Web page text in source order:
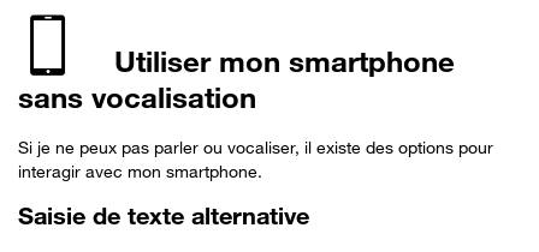
Utiliser mon smartphone
sans vocalisation
Si je ne peux pas parler ou vocaliser, il existe des options pour
interagir avec mon smartphone.
Saisie de texte alternative